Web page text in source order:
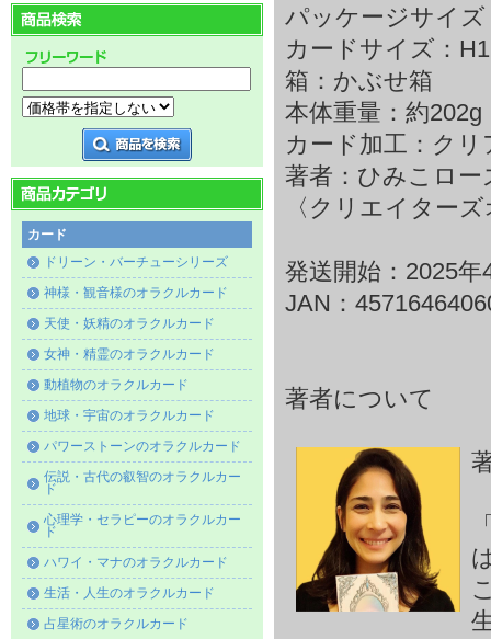
カード
ドリーン・バーチューシリーズ
神様・観音様のオラクルカード
天使・妖精のオラクルカード
女神・精霊のオラクルカード
動植物のオラクルカード
地球・宇宙のオラクルカード
パワーストーンのオラクルカード
伝説・古代の叡智のオラクルカー
ド
心理学・セラピーのオラクルカー
ド
ハワイ・マナのオラクルカード
生活・人生のオラクルカード
占星術のオラクルカード
パッケージサイズ
カードサイズ：
箱：かぶせ箱
本体重量：約202g
カード加工：クリ
著者：ひみこロ
〈クリエイター
発送開始：2025年
JAN：
著者について